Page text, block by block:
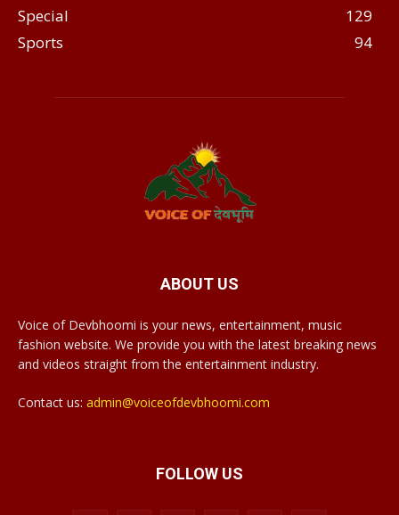
Special
129
Sports
94
ABOUT US
Voice of Devbhoomi is your news, entertainment, music
fashion website. We provide you with the latest breaking news
and videos straight from the entertainment industry.
Contact us: admin@voiceofdevbhoomi.com
FOLLOW US